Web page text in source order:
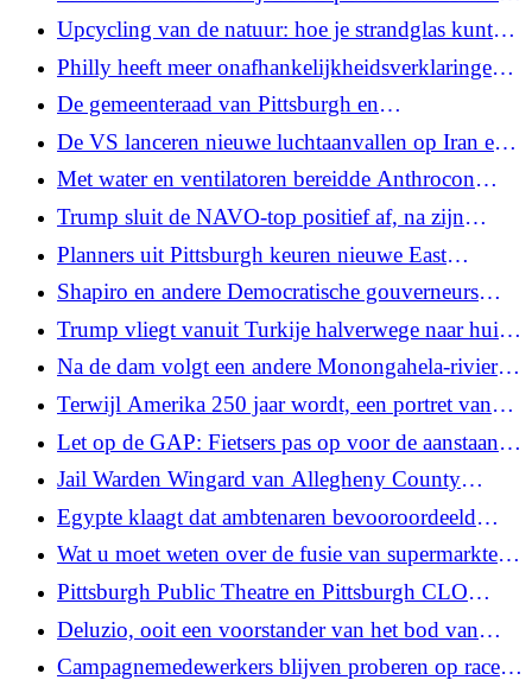
regelgeving
nadat hij werd beschuldigd van verkrachting
Upcycling van de natuur: hoe je strandglas kunt
vinden langs Lake Erie
Philly heeft meer onafhankelijkheidsverklaringen
dan welke andere stad dan ook
De gemeenteraad van Pittsburgh en
buurtadvocaten denken na over de toekomst van
het recreatiecentrum Hazelwood
De VS lanceren nieuwe luchtaanvallen op Iran en
Teheran vuurt terug op de Arabische Golfstaten
Met water en ventilatoren bereidde Anthrocon
2026 zich voor op de extreme hitte van Pittsburgh
Trump sluit de NAVO-top positief af, na zijn
ontmoeting met Zelensky
Planners uit Pittsburgh keuren nieuwe East
Liberty-appartementen goed en horen plannen
voor South Side-eenheden
Shapiro en andere Democratische gouverneurs
dringen er bij de US Postal Service op aan om het
verkiezingsplan van Trump te laten vallen
Trump vliegt vanuit Turkije halverwege naar huis
in een oude Air Force One
Na de dam volgt een andere Monongahela-rivier
voor bedrijven
Terwijl Amerika 250 jaar wordt, een portret van
Pittsburgh bij de oprichting van het land
Let op de GAP: Fietsers pas op voor de aanstaande
sluiting van het GAP-pad in Pittsburgh
Jail Warden Wingard van Allegheny County
verlaat eind juli zijn functie
Egypte klaagt dat ambtenaren bevooroordeeld
waren in de WK-nederlaag tegen Argentinië
Wat u moet weten over de fusie van supermarkten
en apotheken Giant Eagle en Kroger
Pittsburgh Public Theatre en Pittsburgh CLO
zeggen dat de voortgang richting fusie goed
verloopt
Deluzio, ooit een voorstander van het bod van
Platner in de Senaat, roept hem op zich terug te
Campagnemedewerkers blijven proberen op races